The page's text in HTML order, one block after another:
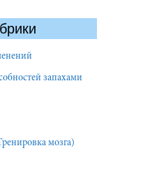
запахами
мозга)